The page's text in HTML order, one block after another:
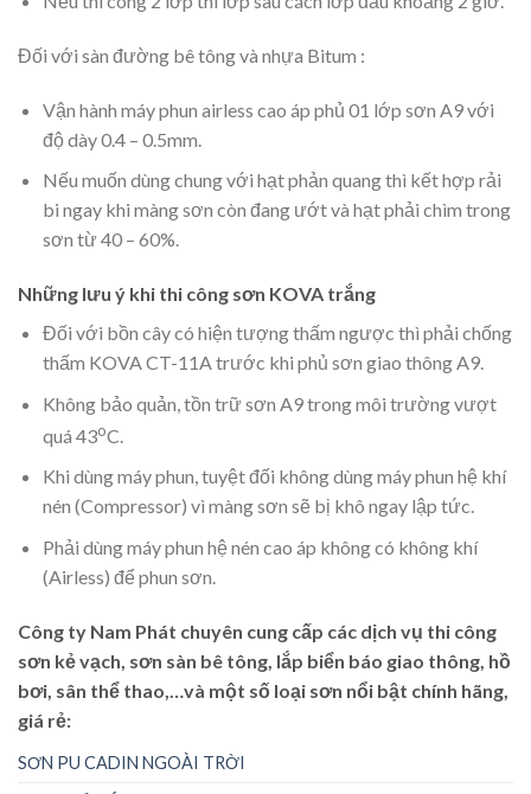
Đối với sàn đường bê tông và nhựa Bitum :
Vận hành máy phun airless cao áp phủ 01 lớp sơn A9 với
độ dày 0.4 – 0.5mm.
Nếu muốn dùng chung với hạt phản quang thì kết hợp rải
bi ngay khi màng sơn còn đang ướt và hạt phải chìm trong
sơn từ 40 – 60%.
Những lưu ý khi thi công sơn KOVA trắng
Đối với bồn cây có hiện tượng thấm ngược thì phải chống
thấm KOVA CT-11A trước khi phủ sơn giao thông A9.
Không bảo quản, tồn trữ sơn A9 trong môi trường vượt
quá 43oC.
Khi dùng máy phun, tuyệt đối không dùng máy phun hệ khí
nén (Compressor) vì màng sơn sẽ bị khô ngay lập tức.
Phải dùng máy phun hệ nén cao áp không có không khí
(Airless) để phun sơn.
Công ty Nam Phát chuyên cung cấp các dịch vụ thi công
sơn kẻ vạch, sơn sàn bê tông, lắp biển báo giao thông, hồ
bơi, sân thể thao,…và một số loại sơn nổi bật chính hãng,
giá rẻ:
SƠN PU CADIN NGOÀI TRỜI